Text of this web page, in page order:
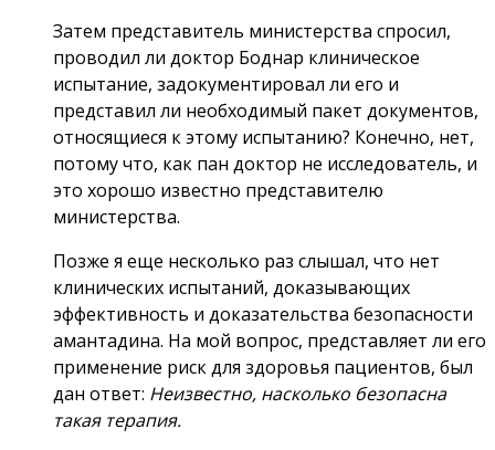
Затем представитель министерства спросил,
проводил ли доктор Боднар клиническое
испытание, задокументировал ли его и
представил ли необходимый пакет документов,
относящиеся к этому испытанию? Конечно, нет,
потому что, как пан доктор не исследователь, и
это хорошо известно представителю
министерства.
Позже я еще несколько раз слышал, что нет
клинических испытаний, доказывающих
эффективность и доказательства безопасности
амантадина. На мой вопрос, представляет ли его
применение риск для здоровья пациентов, был
дан ответ: Неизвестно, насколько безопасна
такая терапия.